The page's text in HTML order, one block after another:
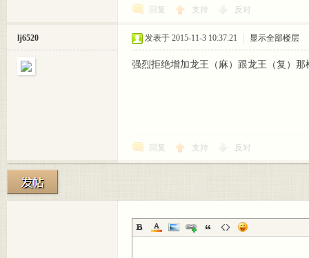
回复 支持 反对
lj6520 发表于 2015-11-3 10:37:21 显示全部楼层
强烈拒绝增加龙王（麻）跟龙王（复）
回复 支持 反对